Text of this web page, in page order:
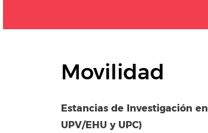
Movilidad
Estancias de Investigación
UPV/EHU y UPC)